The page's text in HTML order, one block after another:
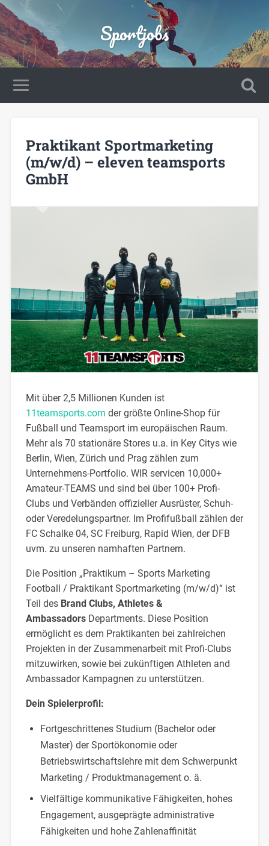
Sportjobs
Praktikant Sportmarketing
(m/w/d) – eleven teamsports
GmbH
Mit über 2,5 Millionen Kunden ist
11teamsports.com der größte Online-Shop für
Fußball und Teamsport im europäischen Raum.
Mehr als 70 stationäre Stores u.a. in Key Citys wie
Berlin, Wien, Zürich und Prag zählen zum
Unternehmens-Portfolio. WIR servicen 10,000+
Amateur-TEAMS und sind bei über 100+ Profi-
Clubs und Verbänden offizieller Ausrüster, Schuh-
oder Veredelungspartner. Im Profifußball zählen der
FC Schalke 04, SC Freiburg, Rapid Wien, der DFB
uvm. zu unseren namhaften Partnern.
Die Position „Praktikum – Sports Marketing
Football / Praktikant Sportmarketing (m/w/d)“ ist
Teil des Brand Clubs, Athletes &
AmbassadorsDepartments. Diese Position
ermöglicht es dem Praktikanten bei zahlreichen
Projekten in der Zusammenarbeit mit Profi-Clubs
mitzuwirken, sowie bei zukünftigen Athleten and
Ambassador Kampagnen zu unterstützen.
Dein Spielerprofil:
Fortgeschrittenes Studium (Bachelor oder
Master) der Sportökonomie oder
Betriebswirtschaftslehre mit dem Schwerpunkt
Marketing / Produktmanagement o. ä.
Vielfältige kommunikative Fähigkeiten, hohes
Engagement, ausgeprägte administrative
Fähigkeiten und hohe Zahlenaffinität